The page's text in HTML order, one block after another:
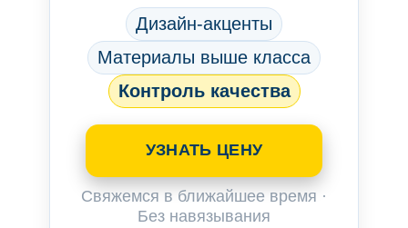
Дизайн-акценты
Материалы выше класса
Контроль качества
УЗНАТЬ ЦЕНУ
Свяжемся в ближайшее время ·
Без навязывания